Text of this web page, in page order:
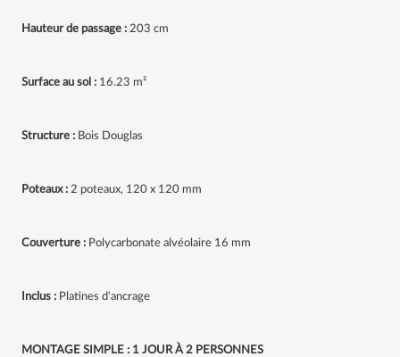
Hauteur de passage : 203 cm
Surface au sol : 16.23 m²
Structure : Bois Douglas
Poteaux : 2 poteaux, 120 x 120 mm
Couverture : Polycarbonate alvéolaire 16 mm
Inclus : Platines d'ancrage
MONTAGE SIMPLE : 1 JOUR À 2 PERSONNES